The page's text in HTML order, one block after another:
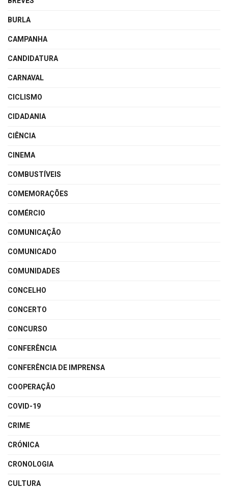
BURLA
CAMPANHA
CANDIDATURA
CARNAVAL
CICLISMO
CIDADANIA
CIÊNCIA
CINEMA
COMBUSTÍVEIS
COMEMORAÇÕES
COMÉRCIO
COMUNICAÇÃO
COMUNICADO
COMUNIDADES
CONCELHO
CONCERTO
CONCURSO
CONFERÊNCIA
CONFERÊNCIA DE IMPRENSA
COOPERAÇÃO
COVID-19
CRIME
CRÓNICA
CRONOLOGIA
CULTURA